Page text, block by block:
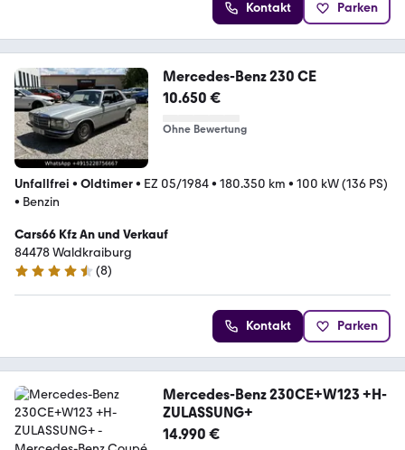
Kontakt Parken
Mercedes-Benz 230 CE
10.650 €
Ohne Bewertung
Unfallfrei • Oldtimer• EZ 05/1984• 180.350 km • 100 kW (136 PS)
• Benzin
Cars66 Kfz An und Verkauf
84478 Waldkraiburg
4.4 Sterne
(8)
Kontakt Parken
Mercedes-Benz 230CE+W123 +H-
ZULASSUNG+
14.990 €